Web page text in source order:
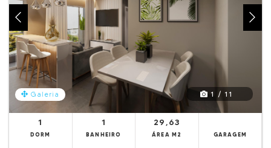
Galeria 1 / 11
1
DORM
1
BANHEIRO
29,63
ÁREA M2 GARAGEM